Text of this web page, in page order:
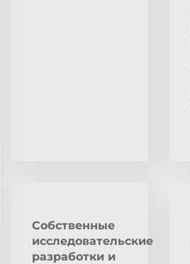
Собственные
исследовательские
разработки и